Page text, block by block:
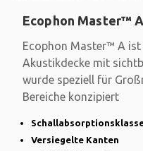
Ecophon Master™ A
Ecophon Master™ A ist
Akustikdecke mit
wurde speziell für
Bereiche konzipiert
Versiegelte Kanten